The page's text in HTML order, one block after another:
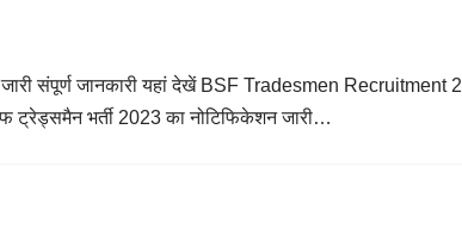
संपूर्ण जानकारी यहां देखें BSF Tradesmen
ट्रेड्समैन भर्ती 2023 का नोटिफिकेशन जारी…